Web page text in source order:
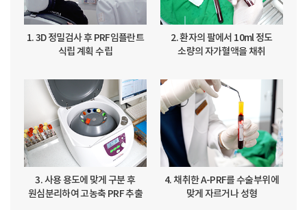
1. 3D 정밀검사 후PRF임플란트
식립 계획 수립
2. 환자의 팔에서 10ml 정도
소량의 자가혈액을 채취
3. 사용 용도에 맞게 구분 후
원심분리하여 고농축 PRF 추출
4. 채취한 A-PRF를 수술부위에
맞게 자르거나 성형